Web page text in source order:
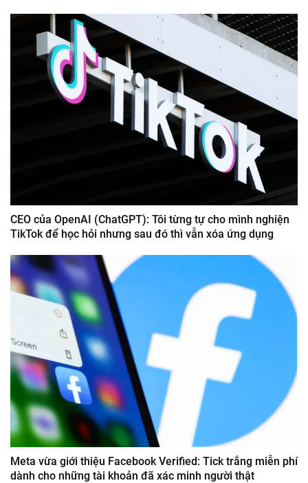
CEO của OpenAI (ChatGPT): Tôi từng tự cho mình nghiện
TikTok để học hỏi nhưng sau đó thì vẫn xóa ứng dụng
Meta vừa giới thiệu Facebook Verified: Tick trắng miễn phí
dành cho những tài khoản đã xác minh người thật